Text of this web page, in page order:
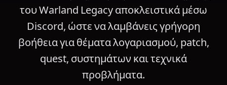
του Warland Legacy αποκλειστικά μέσω
Discord, ώστε να λαμβάνεις γρήγορη
βοήθεια για θέματα λογαριασμού, patch,
quest, συστημάτων και τεχνικά
προβλήματα.